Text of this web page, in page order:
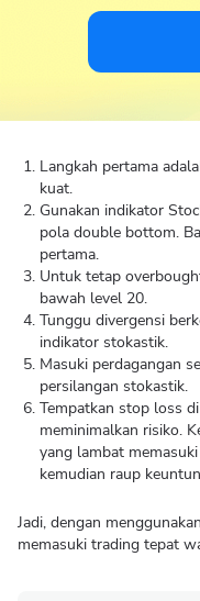
Langkah pertama
kuat.
Gunakan indikator
pola double bottom.
pertama.
Untuk tetap
bawah level 20.
Tunggu divergensi
indikator stokastik.
Masuki perdagangan
persilangan stokastik.
Tempatkan stop loss
meminimalkan risiko.
yang lambat
kemudian raup
Jadi, dengan
memasuki trading tepat